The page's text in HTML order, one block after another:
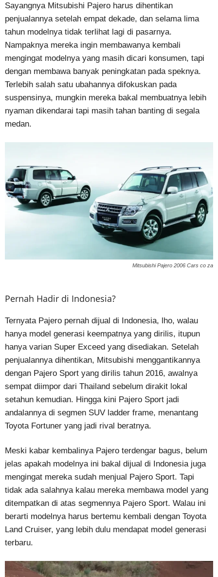
Sayangnya Mitsubishi Pajero harus dihentikan
penjualannya setelah empat dekade, dan selama lima
tahun modelnya tidak terlihat lagi di pasarnya.
Nampaknya mereka ingin membawanya kembali
mengingat modelnya yang masih dicari konsumen, tapi
dengan membawa banyak peningkatan pada speknya.
Terlebih salah satu ubahannya difokuskan pada
suspensinya, mungkin mereka bakal membuatnya lebih
nyaman dikendarai tapi masih tahan banting di segala
medan.
Mitsubishi Pajero 2006 Cars co za
Pernah Hadir di Indonesia?
Ternyata Pajero pernah dijual di Indonesia, lho, walau
hanya model generasi keempatnya yang dirilis, itupun
hanya varian Super Exceed yang disediakan. Setelah
penjualannya dihentikan, Mitsubishi menggantikannya
dengan Pajero Sport yang dirilis tahun 2016, awalnya
sempat diimpor dari Thailand sebelum dirakit lokal
setahun kemudian. Hingga kini Pajero Sport jadi
andalannya di segmen SUV ladder frame, menantang
Toyota Fortuner yang jadi rival beratnya.
Meski kabar kembalinya Pajero terdengar bagus, belum
jelas apakah modelnya ini bakal dijual di Indonesia juga
mengingat mereka sudah menjual Pajero Sport. Tapi
tidak ada salahnya kalau mereka membawa model yang
ditempatkan di atas segmennya Pajero Sport. Walau ini
berarti modelnya harus bertemu kembali dengan Toyota
Land Cruiser, yang lebih dulu mendapat model generasi
terbaru.